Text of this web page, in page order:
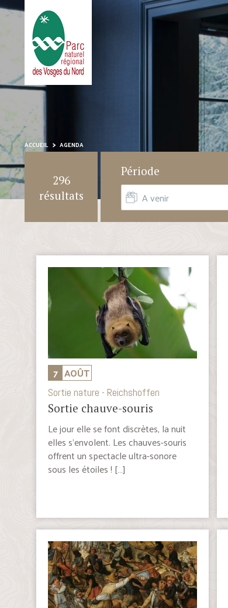
ACCUEIL AGENDA
296
résultats
Période
7 AOÛT
Sortie nature - Reichshoffen
Sortie chauve-souris
Le jour elle se font discrètes, la nuit
elles s’envolent. Les chauves-souris
offrent un spectacle ultra-sonore
sous les étoiles ! […]